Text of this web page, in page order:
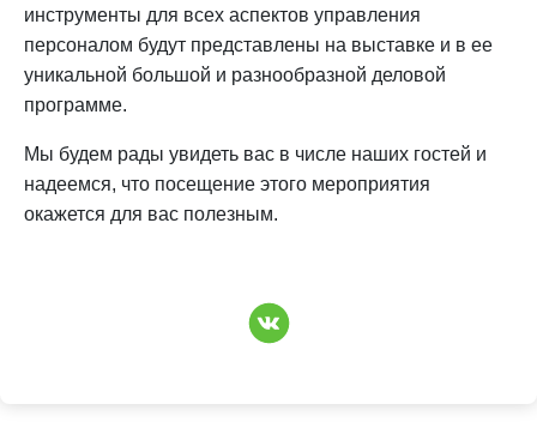
инструменты для всех аспектов управления
персоналом будут представлены на выставке и в ее
уникальной большой и разнообразной деловой
программе.
Мы будем рады увидеть вас в числе наших гостей и
надеемся, что посещение этого мероприятия
окажется для вас полезным.